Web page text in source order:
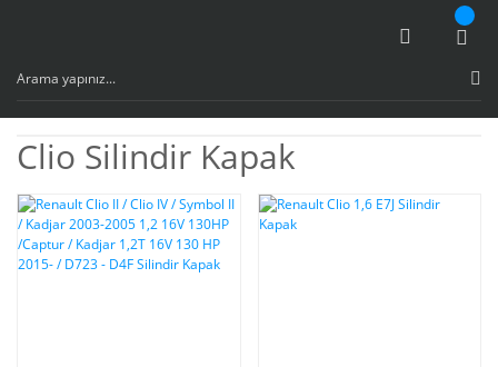
Clio Silindir Kapak